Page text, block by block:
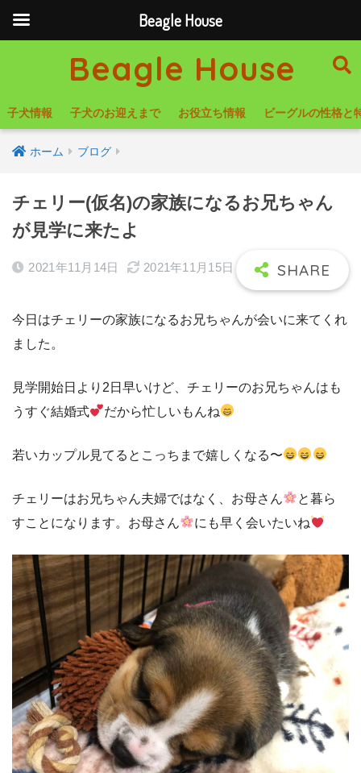
Beagle House
子犬情報 子犬のお迎えまで お役立ち情報 ビーグルの性格と
ホーム ブログ
チェリー(仮名)の家族になるお兄ちゃん
が見学に来たよ
2021年11月14日 2021年11月15日
今日はチェリーの家族になるお兄ちゃんが会いに来てくれ
ました。
見学開始日より2日早いけど、チェリーのお兄ちゃんはも
うすぐ結婚式
だから忙しいもんね
若いカップル見てるとこっちまで嬉しくなる〜
チェリーはお兄ちゃん夫婦ではなく、お母さん
と暮ら
すことになります。お母さん
にも早く会いたいね
Beagle House